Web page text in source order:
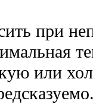
при
или